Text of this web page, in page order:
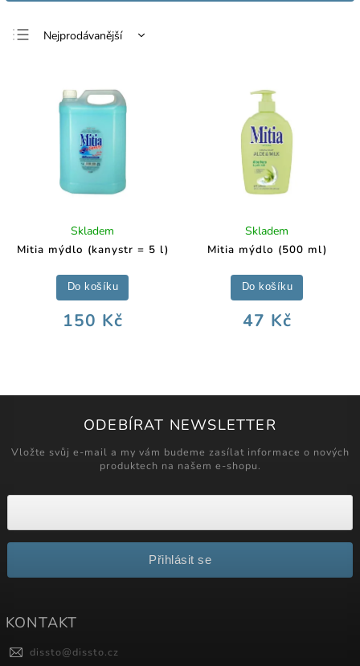
Nejprodávanější
Nejdražší
Abecedně
Mitia mýdlo (kanystr = 5 l)
Skladem
150 Kč
Do košíku
Mitia mýdlo (500 ml)
Skladem
47 Kč
Do košíku
ODEBÍRAT NEWSLETTER
Vložte svůj e-mail a my vám budeme zasílat informace o nových
produktech na našem e-shopu.
Přihlásit se
KONTAKT
dissto@dissto.cz